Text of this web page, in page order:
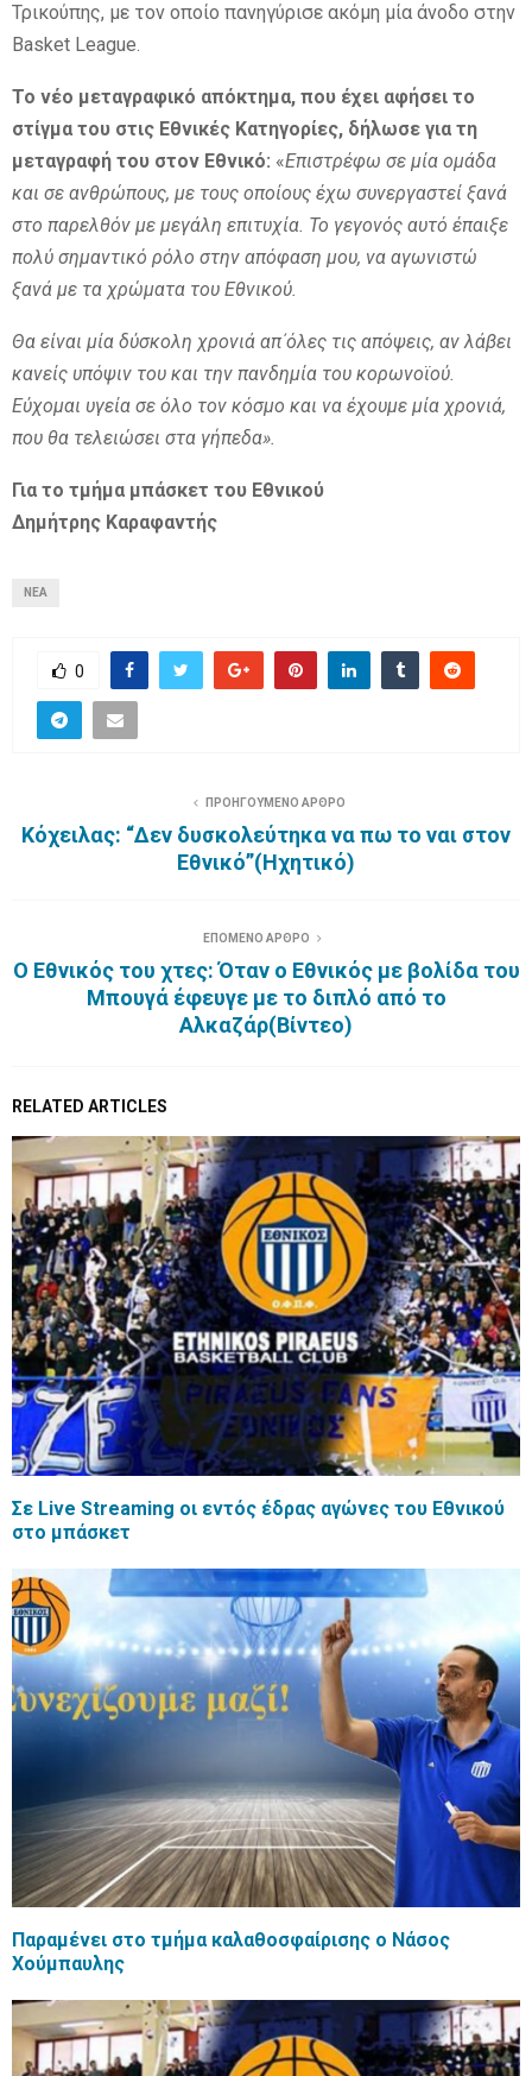
Τρικούπης, με τον οποίο πανηγύρισε ακόμη μία άνοδο στην
Basket League.
Το νέο μεταγραφικό απόκτημα, που έχει αφήσει το
στίγμα του στις Εθνικές Κατηγορίες, δήλωσε για τη
μεταγραφή του στον Εθνικό: «Επιστρέφω σε μία ομάδα
και σε ανθρώπους, με τους οποίους έχω συνεργαστεί ξανά
στο παρελθόν με μεγάλη επιτυχία. Το γεγονός αυτό έπαιξε
πολύ σημαντικό ρόλο στην απόφαση μου, να αγωνιστώ
ξανά με τα χρώματα του Εθνικού.
Θα είναι μία δύσκολη χρονιά απ΄όλες τις απόψεις, αν λάβει
κανείς υπόψιν του και την πανδημία του κορωνοϊού.
Εύχομαι υγεία σε όλο τον κόσμο και να έχουμε μία χρονιά,
που θα τελειώσει στα γήπεδα».
Για το τμήμα μπάσκετ του Εθνικού
Δημήτρης Καραφαντής
ΝΕΑ
0
ΠΡΟΗΓΟΥΜΕΝΟ ΑΡΘΡΟ
Κόχειλας: “Δεν δυσκολεύτηκα να πω το ναι στον
Εθνικό”(Ηχητικό)
ΕΠΟΜΕΝΟ ΑΡΘΡΟ
Ο Εθνικός του χτες: Όταν ο Εθνικός με βολίδα του
Μπουγά έφευγε με το διπλό από το
Αλκαζάρ(Βίντεο)
RELATED ARTICLES
Σε Live Streaming οι εντός έδρας αγώνες του Εθνικού
στο μπάσκετ
Παραμένει στο τμήμα καλαθοσφαίρισης ο Νάσος
Χούμπαυλης